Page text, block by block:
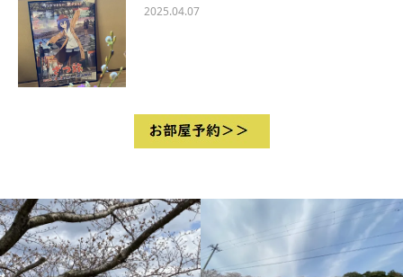
2025.04.07